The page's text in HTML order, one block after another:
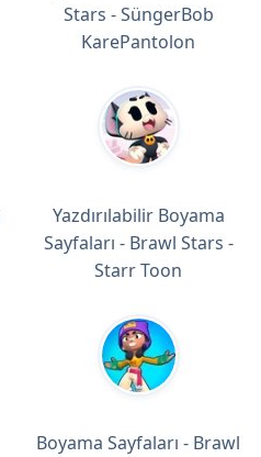
Stars - SüngerBob
KarePantolon
Yazdırılabilir Boyama
Sayfaları - Brawl Stars -
Starr Toon
Boyama Sayfaları - Brawl